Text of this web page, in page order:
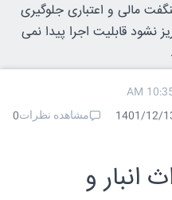
مالی و اعتباری جلوگیری
نشود قابلیت اجرا پیدا نمی
1401/12/
مشاهده نظرات0
انبار و